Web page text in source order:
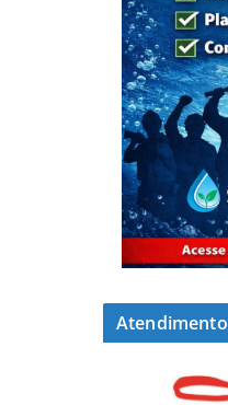
Atendimento